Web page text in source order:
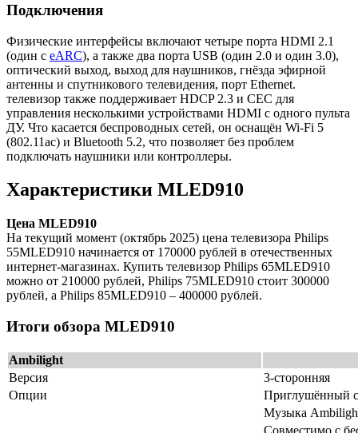
Подключения
Физические интерфейсы включают четыре порта HDMI 2.1
(один с eARC), а также два порта USB (один 2.0 и один 3.0),
оптический выход, выход для наушников, гнёзда эфирной
антенны и спутникового телевидения, порт Ethernet.
телевизор также поддерживает HDCP 2.3 и CEC для
управления несколькими устройствами HDMI с одного пульта
ДУ. Что касается беспроводных сетей, он оснащён Wi-Fi 5
(802.11ac) и Bluetooth 5.2, что позволяет без проблем
подключать наушники или контроллеры.
Характеристики MLED910
Цена MLED910
На текущий момент (октябрь 2025) цена телевизора Philips
55MLED910 начинается от 170000 рублей в отечественных
интернет-магазинах. Купить телевизор Philips 65MLED910
можно от 210000 рублей, Philips 75MLED910 стоит 300000
рублей, а Philips 85MLED910 – 400000 рублей.
Итоги обзора MLED910
Ambilight
Версия
3-сторонняя
Опции
Приглушённый
Музыка
Совместимо с